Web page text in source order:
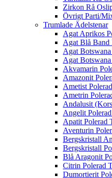
Zirkon Rå
Övrigt Parti/
Trumlade Ädelstenar
Agat Aprikos
Agat Blå Band
Agat
Agat
Akvamarin
Amazonit
Ametist
Ametrin
Andalusit
Angelit
Apatit Polerad
Aventurin
Bergskristall
Bergskristall
Blå Aragonit
Citrin Polerad
Dumortierit